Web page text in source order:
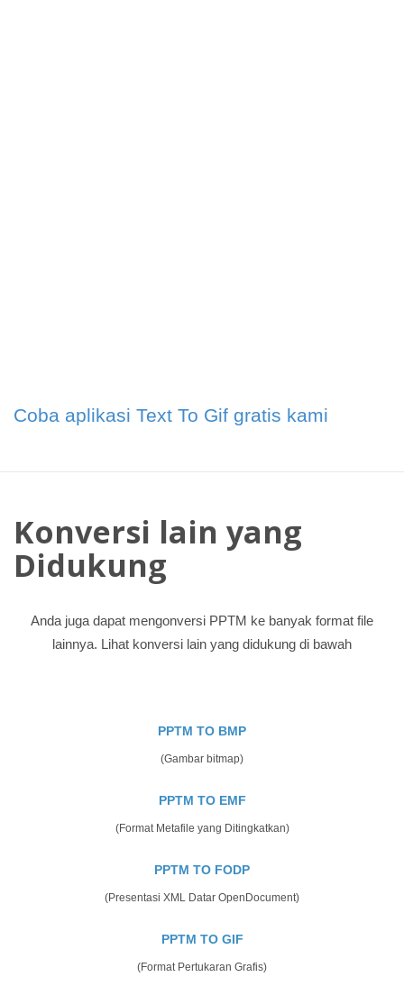
Coba aplikasi Text To Gif gratis kami
Konversi lain yang
Didukung
Anda juga dapat mengonversi PPTM ke banyak format file
lainnya. Lihat konversi lain yang didukung di bawah
PPTM TO BMP
(Gambar bitmap)
PPTM TO EMF
(Format Metafile yang Ditingkatkan)
PPTM TO FODP
(Presentasi XML Datar OpenDocument)
PPTM TO GIF
(Format Pertukaran Grafis)